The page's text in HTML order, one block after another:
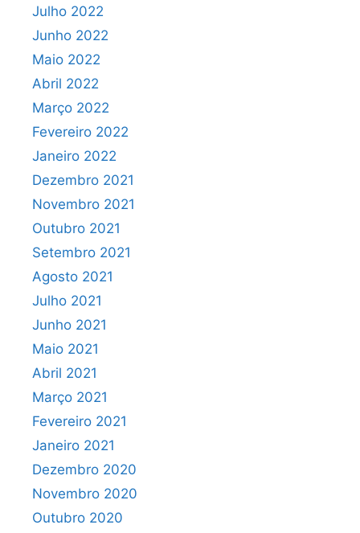
Julho 2022
Junho 2022
Maio 2022
Abril 2022
Março 2022
Fevereiro 2022
Janeiro 2022
Dezembro 2021
Novembro 2021
Outubro 2021
Setembro 2021
Agosto 2021
Julho 2021
Junho 2021
Maio 2021
Abril 2021
Março 2021
Fevereiro 2021
Janeiro 2021
Dezembro 2020
Novembro 2020
Outubro 2020